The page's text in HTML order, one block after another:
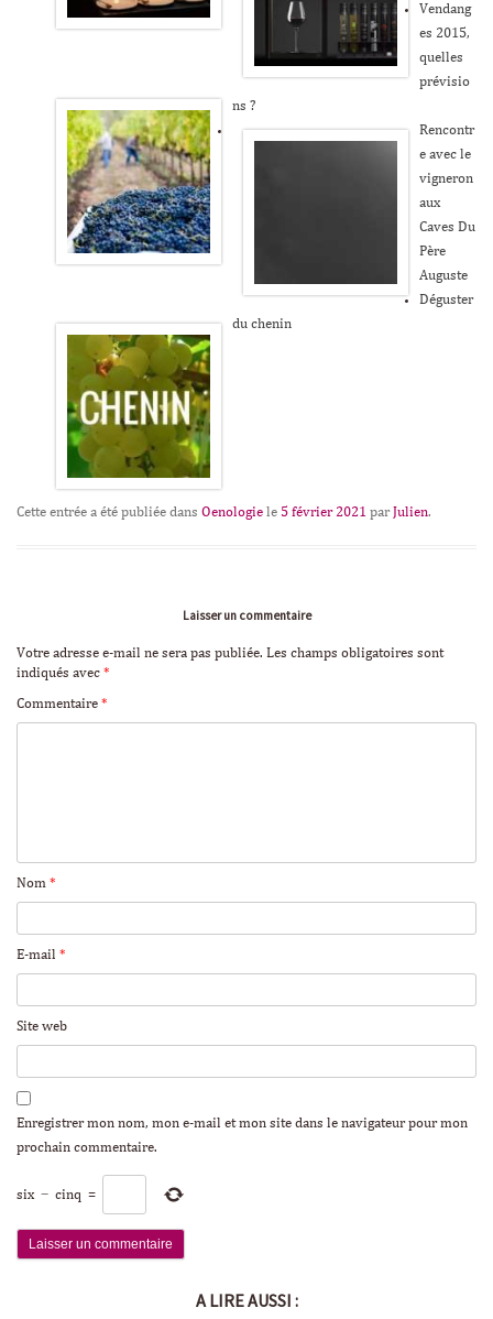
Vendang
es 2015,
quelles
prévisio
ns ?
Rencontr
e avec le
vigneron
aux
Caves Du
Père
Auguste
Déguster
du chenin
Cette entrée a été publiée dans Oenologie le 5 février 2021 par Julien.
Laisser un commentaire
Votre adresse e-mail ne sera pas publiée. Les champs obligatoires sont
indiqués avec *
Commentaire *
Nom *
E-mail *
Site web
Enregistrer mon nom, mon e-mail et mon site dans le navigateur pour mon
prochain commentaire.
six − cinq =
A LIRE AUSSI :